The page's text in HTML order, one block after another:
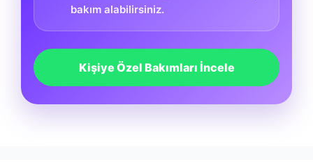
bakım alabilirsiniz.
Kişiye Özel Bakımları İncele